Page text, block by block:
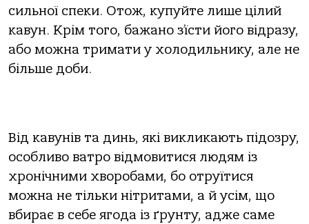
сильної спеки. Отож, купуйте лише цілий
кавун. Крім того, бажано з’їсти його відразу,
або можна тримати у холодильнику, але не
більше доби.
Від кавунів та динь, які викликають підозру,
особливо ватро відмовитися людям із
хронічними хворобами, бо отруїтися
можна не тільки нітритами, а й усім, що
вбирає в себе ягода із ґрунту, адже саме